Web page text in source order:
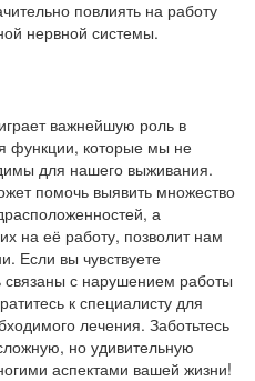
повлиять на работу
нервной системы.
важнейшую роль в
функции, которые мы не
для нашего выживания.
помочь выявить множество
а
на её работу, позволит нам
Если вы чувствуете
с нарушением работы
к специалисту для
лечения. Заботьтесь
но удивительную
аспектами вашей жизни!